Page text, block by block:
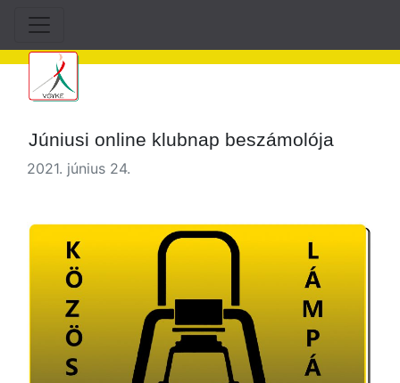
Júniusi online klubnap beszámolója
2021. június 24.